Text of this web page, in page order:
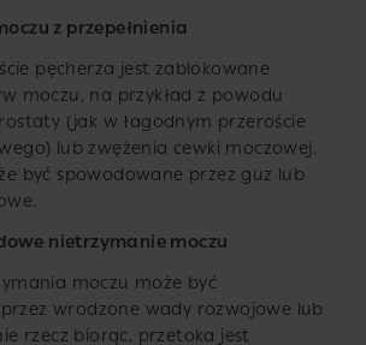
z przepełnienia
pęcherza jest zablokowane
moczu, na przykład z powodu
(jak w łagodnym przeroście
lub zwężenia cewki moczowej.
być spowodowane przez guz lub
nietrzymanie moczu
moczu może być
wrodzone wady rozwojowe lub
rzecz biorąc, przetoka jest